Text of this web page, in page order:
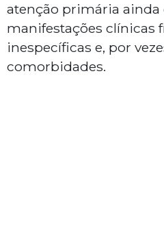
atenção primária ainda
manifestações clínicas
inespecíficas e, por
comorbidades.